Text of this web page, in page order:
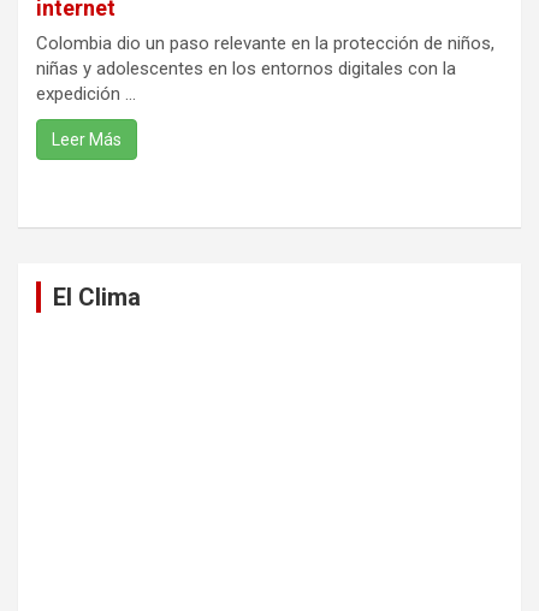
internet
Colombia dio un paso relevante en la protección de niños,
niñas y adolescentes en los entornos digitales con la
expedición ...
Leer Más
El Clima